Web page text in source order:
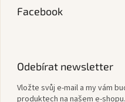
Facebook
Odebírat newsletter
Vložte svůj e-mail a my vám
produktech na našem e-shopu.